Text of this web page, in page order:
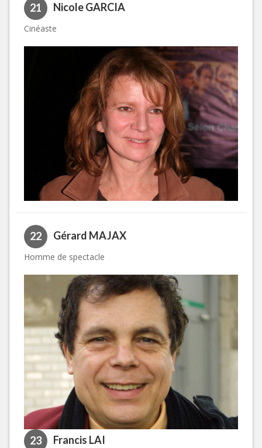
21 Nicole GARCIA
Cinéaste
22 Gérard MAJAX
Homme de spectacle
23 Francis LAI